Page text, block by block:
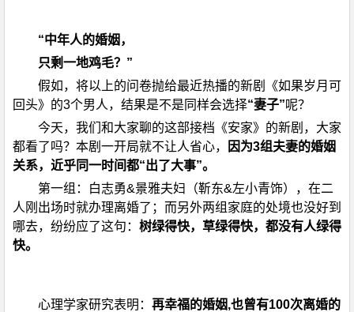
“中年人的婚姻，
只剩一地鸡毛？”
假如，将以上的问卷抛给最近热播的新剧《如果岁月可
回头》的3个男人，结果是不是同样会选择“妻子”呢？
今天，我们和大家聊的这部接档《安家》的新剧，大家
都看了吗？本剧一开局就不让人省心，
因为3组夫妻的婚姻
关系，近乎同一时间都“出了大事”。
第一组：白志勇&景雅夫妇（靳东&左小青饰），在二
人刚出场时就办理离婚了；而另外两组家庭的处境也没好到
哪去，纷纷应了这句： 树绿得快，草绿得快，都没有人绿得
快。
心理学家研究表明： 再幸福的婚姻,也曾有100次离婚的